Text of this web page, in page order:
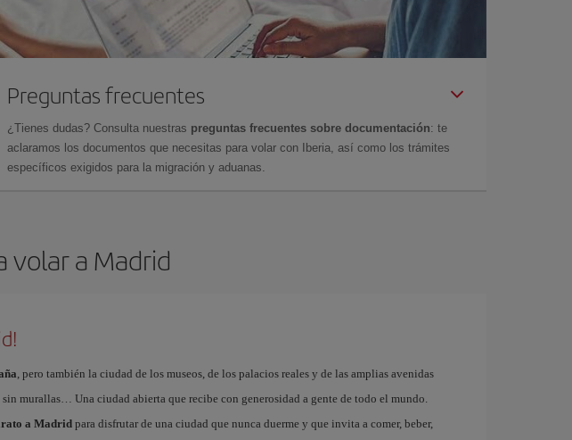
Preguntas frecuentes
¿Tienes dudas? Consulta nuestras preguntas frecuentes sobre documentación: te
aclaramos los documentos que necesitas para volar con Iberia, así como los trámites
específicos exigidos para la migración y aduanas.
volar a Madrid
, pero también la ciudad de los museos, de los palacios reales y de las amplias avenidas
sin murallas… Una ciudad abierta que recibe con generosidad a gente de todo el mundo.
a Madridpara disfrutar de una ciudad que nunca duerme y que invita a comer, beber,